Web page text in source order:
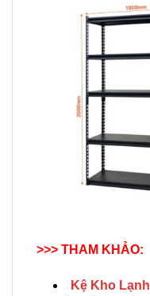
>>> THAM KHẢO:
Kệ Kho Lạnh